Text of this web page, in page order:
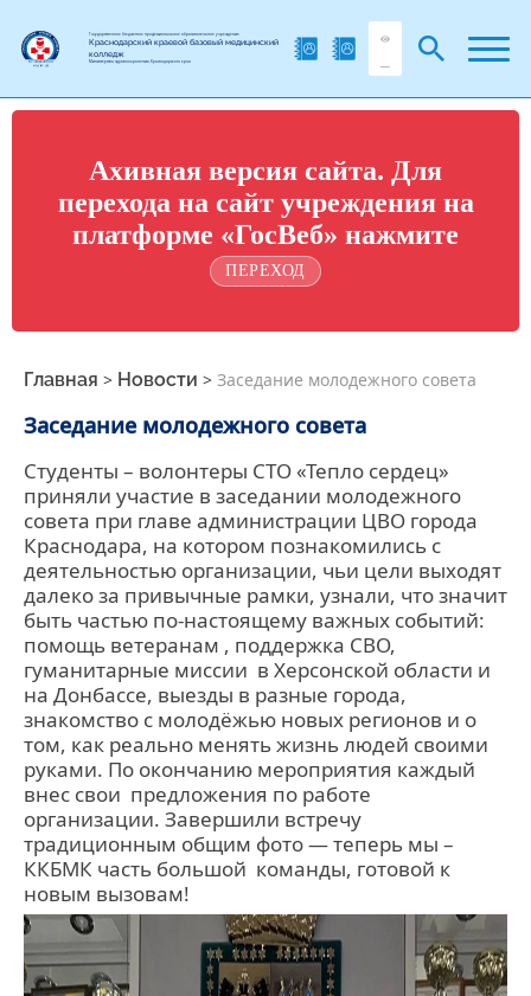
Государственное бюджетное профессиональное образовательное учреждение
Краснодарский краевой базовый медицинский
колледж
Министерства здравоохранения Краснодарского края
Ахивная версия сайта. Для
перехода на сайт учреждения на
платформе «ГосВеб» нажмите
ПЕРЕХОД
Главная > Новости > Заседание молодежного совета
Заседание молодежного совета
Студенты – волонтеры СТО «Тепло сердец»
приняли участие в заседании молодежного
совета при главе администрации ЦВО города
Краснодара, на котором познакомились с
деятельностью организации, чьи цели выходят
далеко за привычные рамки, узнали, что значит
быть частью по-настоящему важных событий:
помощь ветеранам , поддержка СВО,
гуманитарные миссии в Херсонской области и
на Донбассе, выезды в разные города,
знакомство с молодёжью новых регионов и о
том, как реально менять жизнь людей своими
руками. По окончанию мероприятия каждый
внес свои предложения по работе
организации. Завершили встречу
традиционным общим фото — теперь мы –
ККБМК часть большой команды, готовой к
новым вызовам!